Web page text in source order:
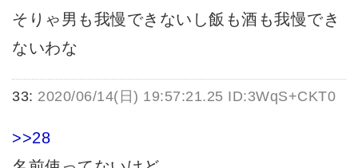
そりゃ男も我慢できないし飯も酒も我慢でき
ないわな
33: 2020/06/14(日) 19:57:21.25 ID:3WqS+CKT0
>>28